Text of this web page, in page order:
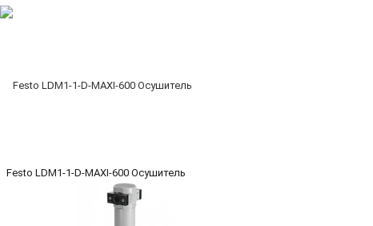
Festo LDM1-1-D-MAXI-600 Осушитель